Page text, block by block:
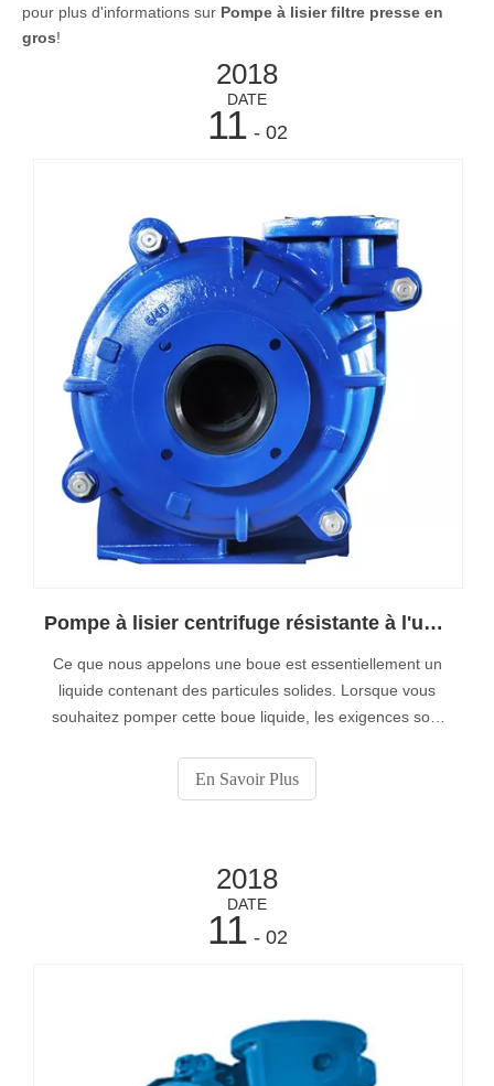
pour plus d'informations sur Pompe à lisier filtre presse en
gros!
2018
DATE
11 - 02
Pompe à lisier centrifuge résistante à l'usure
Ce que nous appelons une boue est essentiellement un
liquide contenant des particules solides. Lorsque vous
souhaitez pomper cette boue liquide, les exigences sont
Une pompe à eaux usées n'est pas en mesure de traiter
les particules solides du lisier.
En Savoir Plus
2018
DATE
11 - 02